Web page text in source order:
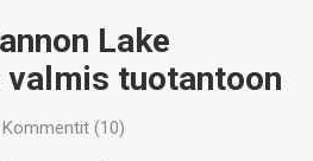
Lake
valmis tuotantoon
Kommentit (10)